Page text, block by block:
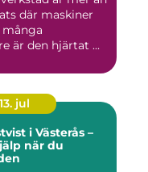
där maskiner
många
är den hjärtat ...
13. jul
i Västerås –
när du